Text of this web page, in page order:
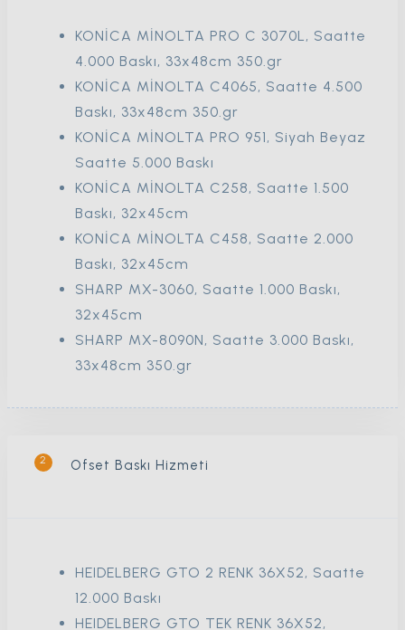
KONİCA MİNOLTA PRO C 3070L, Saatte
4.000 Baskı, 33x48cm 350.gr
KONİCA MİNOLTA C4065, Saatte 4.500
Baskı, 33x48cm 350.gr
KONİCA MİNOLTA PRO 951, Siyah Beyaz
Saatte 5.000 Baskı
KONİCA MİNOLTA C258, Saatte 1.500
Baskı, 32x45cm
KONİCA MİNOLTA C458, Saatte 2.000
Baskı, 32x45cm
SHARP MX-3060, Saatte 1.000 Baskı,
32x45cm
SHARP MX-8090N, Saatte 3.000 Baskı,
33x48cm 350.gr
2 Ofset Baskı Hizmeti
HEIDELBERG GTO 2 RENK 36X52, Saatte
12.000 Baskı
HEIDELBERG GTO TEK RENK 36X52,